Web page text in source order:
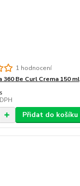
1 hodnocení
360 Be Curl Crema 150 ml
Přidat do košíku